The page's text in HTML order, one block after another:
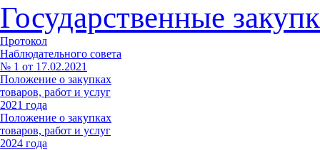
Государственные
Протокол
Наблюдательного совета
№ 1 от 17.02.2021
Положение о закупках
товаров, работ и услуг
2021 года
Положение о закупках
товаров, работ и услуг
2024 года